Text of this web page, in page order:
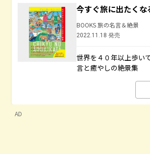
今すぐ旅に出たく
BOOKS 旅の名言＆絶景
2022.11.18 発売
世界を４０年以上歩い
言と癒やしの絶景集
AD